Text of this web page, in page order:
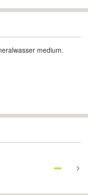
medium.